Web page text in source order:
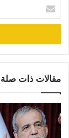
بريدك
الإلكتروني
مقالات ذات صلة